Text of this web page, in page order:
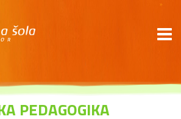
*
PEDAGOGIKA